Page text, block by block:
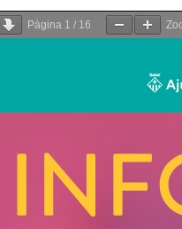
Pàgina 1 / 16